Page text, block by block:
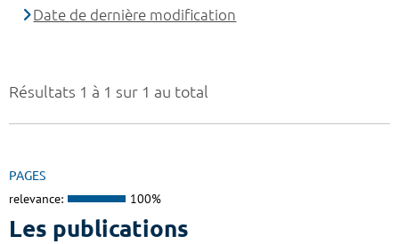
Résultats 1 à 1 sur 1 au total
PAGES
relevance: 100%
Les publications
Date de dernière modification